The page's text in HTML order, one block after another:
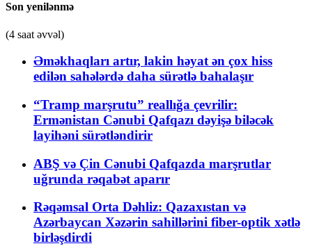
Son yenilənmə
(4 saat əvvəl)
Əməkhaqları artır, lakin həyat ən çox hiss
edilən sahələrdə daha sürətlə bahalaşır
“Tramp marşrutu” reallığa çevrilir:
Ermənistan Cənubi Qafqazı dəyişə biləcək
layihəni sürətləndirir
ABŞ və Çin Cənubi Qafqazda marşrutlar
uğrunda rəqabət aparır
Rəqəmsal Orta Dəhliz: Qazaxıstan və
Azərbaycan Xəzərin sahillərini fiber-optik xətlə
birləşdirdi